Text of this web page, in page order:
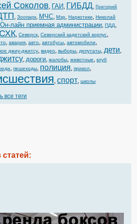
Соколов, ГАИ, ГИБДД, Григорий
, Зоопарк, МЧС, Мэр, Наркотики, Николай
Он-лайн приемная администрации, ПДД,
СХК, Северск, Северский кадетский корпус,
, авария, авто, автобусы, автомобили,
джиу-джитсу, видео, выборы, депутаты, дети,
, дороги, жалобы, животные, клуб
, пешеходы, полиция, прикол,
, спорт, школы
все теги